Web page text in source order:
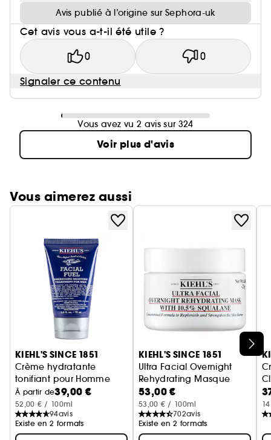
Avis publié à l’origine sur Sephora-uk
Cet avis vous a-t-il été utile ?
0 0
Signaler ce contenu
Vous avez vu 2 avis sur 324
Voir plus d'avis
Vous aimerez aussi
Ignorer le carrousel produits
KIEHL'S SINCE 1851
Crème hydratante
tonifiant pour Homme
Facial Fuel Moisturizer
À partir de39,00 €
52,00 € / 100ml
94avis
Existe en 2 formats
KIEHL'S SINCE 1851
Ultra Facial Overnight
Rehydrating Masque
Masque de nuit réhydratant
53,00 €
53,00 € / 100ml
702avis
Existe en 2 formats